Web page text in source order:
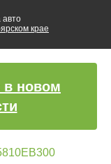
авто
крае
в новом